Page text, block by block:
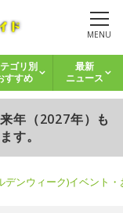
MENU
ゴリ別
すすめ
最新
ニュース
年（2027年）も
す。
デンウィーク)イベント